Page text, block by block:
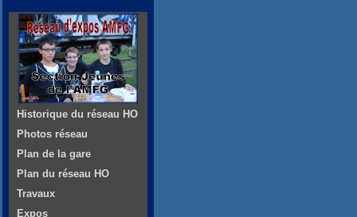
Historique du réseau HO
Photos réseau
Plan de la gare
Plan du réseau HO
Travaux
Expos